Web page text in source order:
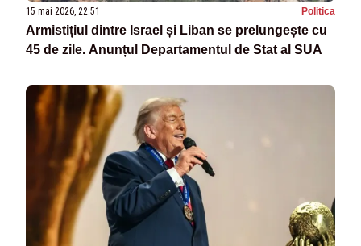
15 mai 2026, 22:51 Politica
Armistițiul dintre Israel și Liban se prelungește cu
45 de zile. Anunțul Departamentul de Stat al SUA